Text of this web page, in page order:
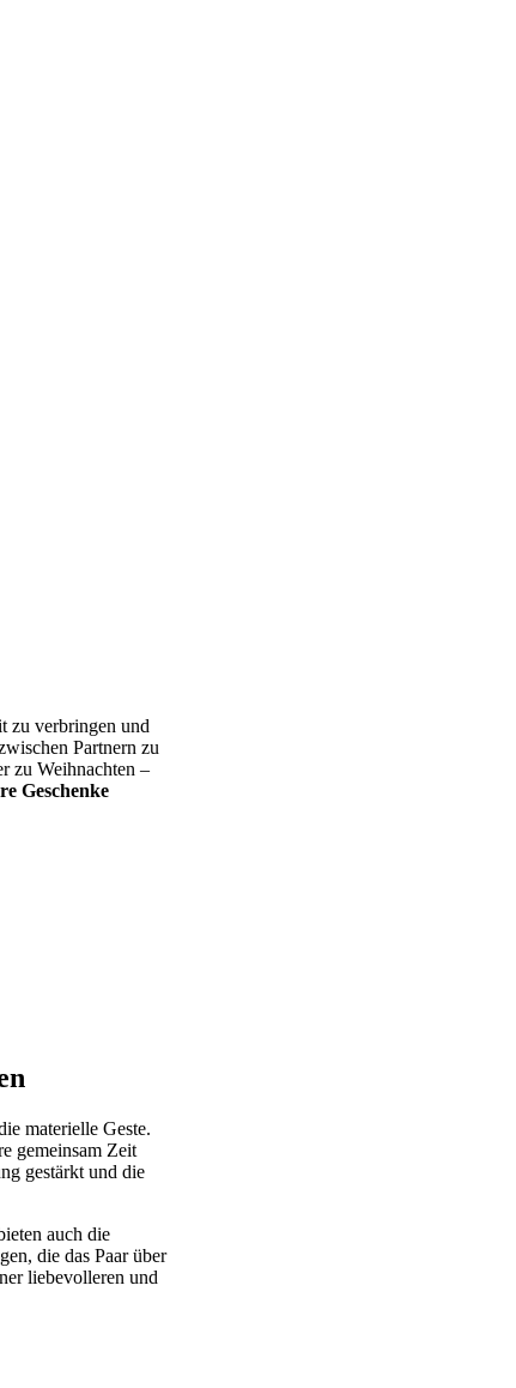
zu verbringen und
Partnern zu
zu Weihnachten –
Geschenke
materielle Geste.
gemeinsam Zeit
gestärkt und die
auch die
die das Paar über
liebevolleren und